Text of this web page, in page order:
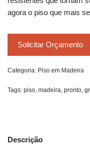
agora o piso que mais
Solicitar Orçamento
Categoria: Piso em Madeira
Tags: piso madeira pronto
Descrição